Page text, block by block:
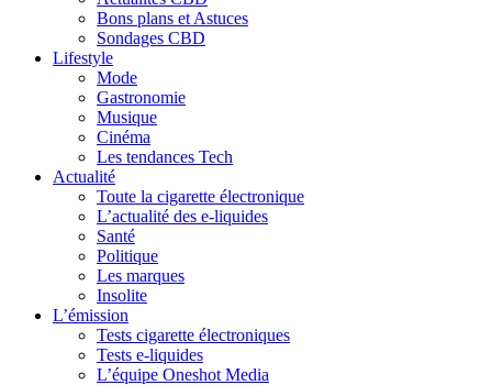
Bons plans et Astuces
Sondages CBD
Lifestyle
Mode
Gastronomie
Musique
Cinéma
Les tendances Tech
Actualité
Toute la cigarette électronique
L’actualité des e-liquides
Santé
Politique
Les marques
Insolite
L’émission
Tests cigarette électroniques
Tests e-liquides
L’équipe Oneshot Media